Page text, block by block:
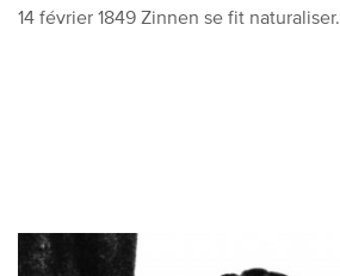
14 février 1849 Zinnen se fit naturaliser.